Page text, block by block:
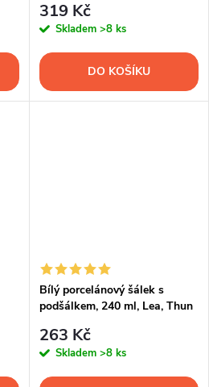
319 Kč
Skladem >8 ks
DO KOŠÍKU
Bílý porcelánový šálek s
podšálkem, 240 ml, Lea, Thun
263 Kč
Skladem >8 ks